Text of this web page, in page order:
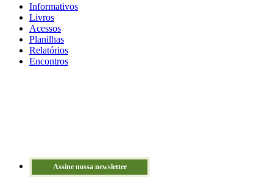
Informativos
Livros
Acessos
Planilhas
Relatórios
Encontros
Assine nossa newsletter